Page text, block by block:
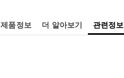
제품정보 더 알아보기 관련정보